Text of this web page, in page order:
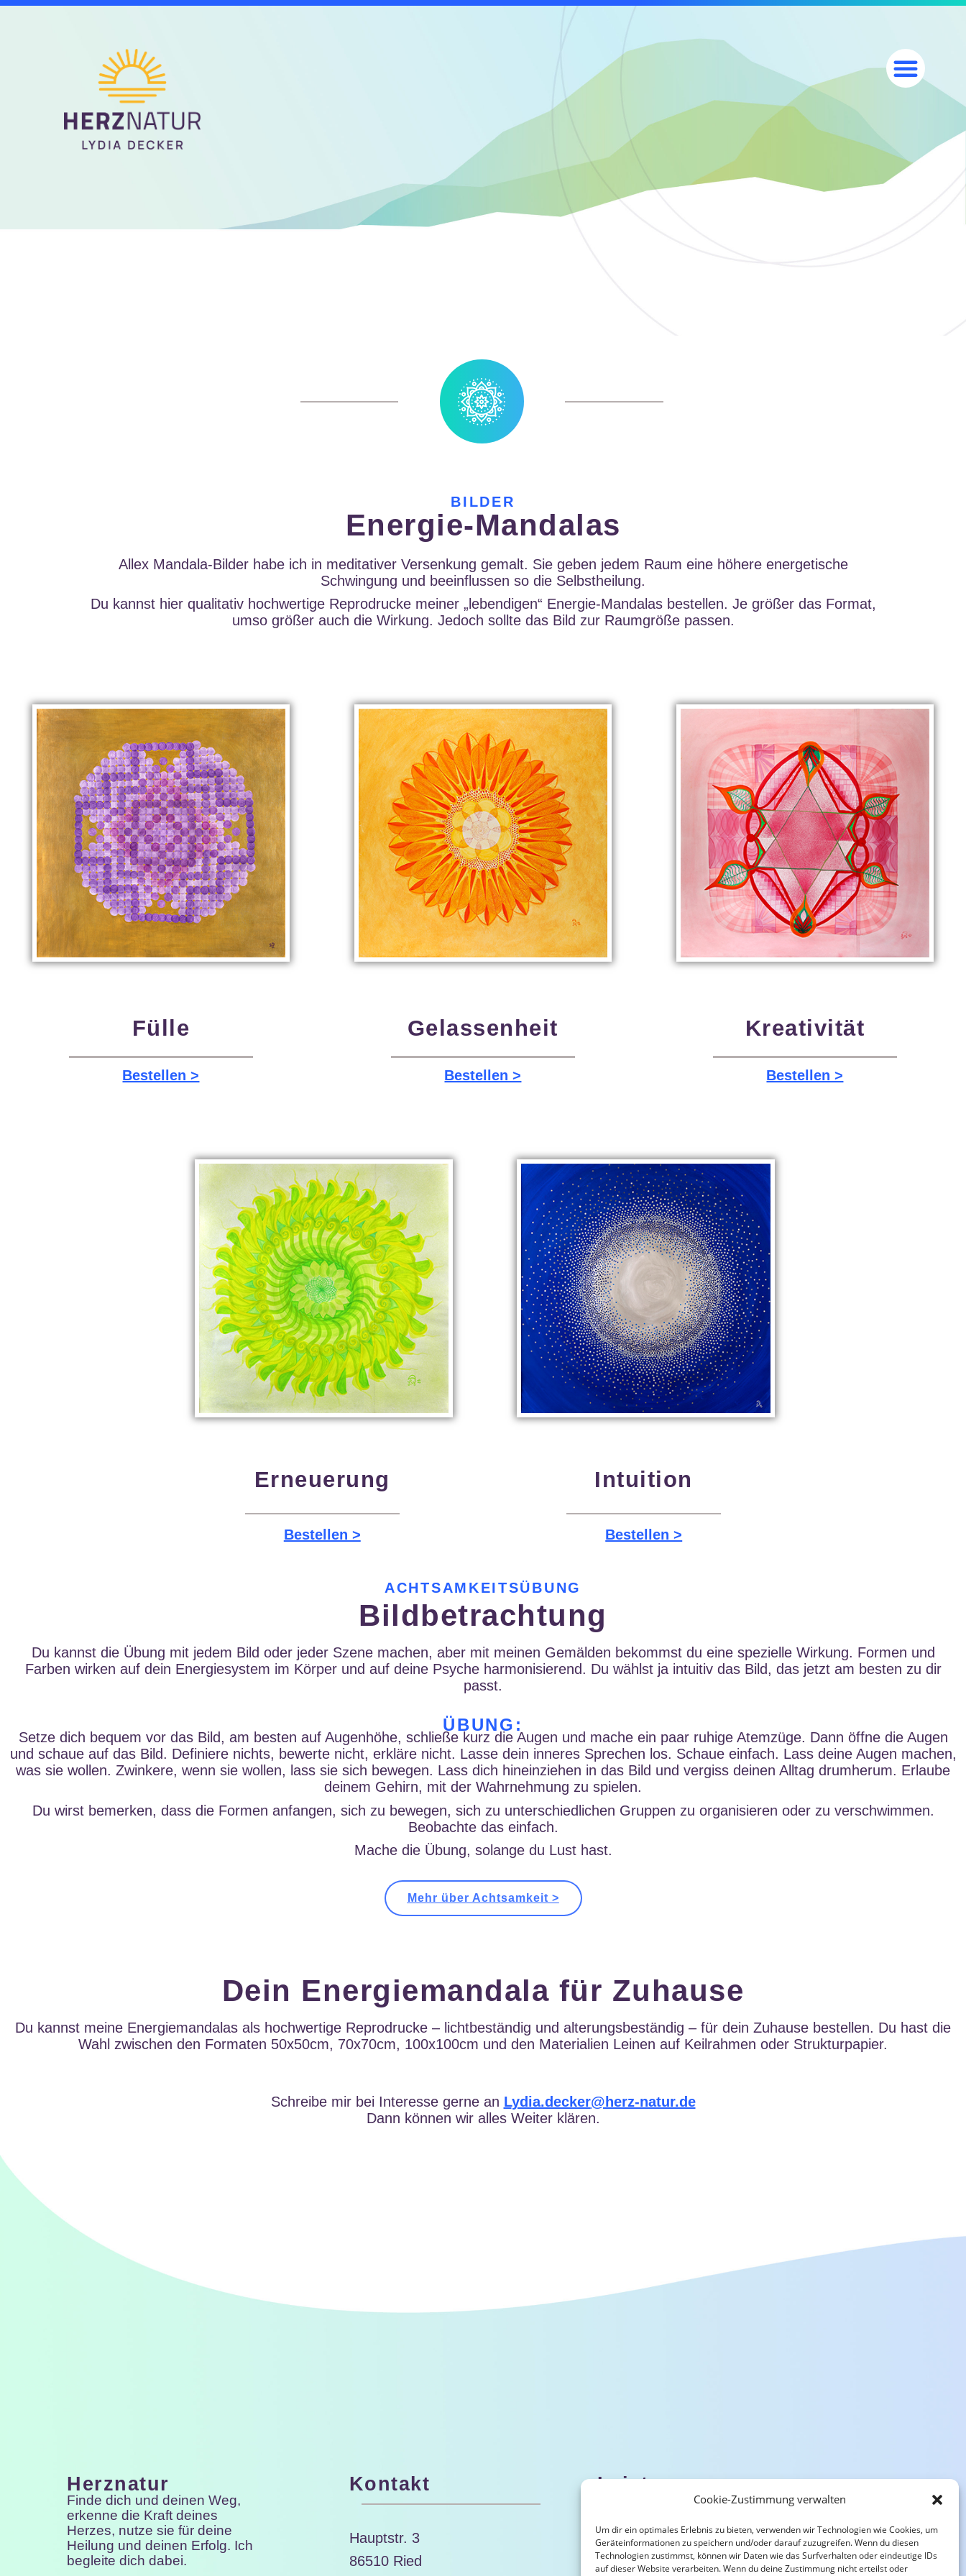
Cookie-Zustimmung verwalten
Um dir ein optimales Erlebnis zu bieten, verwenden wir Technologien wie Cookies, um
Geräteinformationen zu speichern und/oder darauf zuzugreifen. Wenn du diesen
Technologien zustimmst, können wir Daten wie das Surfverhalten oder eindeutige IDs
auf dieser Website verarbeiten. Wenn du deine Zustimmung nicht erteilst oder
BILDER
Energie-Mandalas
Allex Mandala-Bilder habe ich in meditativer Versenkung gemalt. Sie geben jedem Raum eine höhere energetische
Schwingung und beeinflussen so die Selbstheilung.
Du kannst hier qualitativ hochwertige Reprodrucke meiner „lebendigen“ Energie-Mandalas bestellen. Je größer das Format,
umso größer auch die Wirkung. Jedoch sollte das Bild zur Raumgröße passen.
Fülle
Bestellen >
Gelassenheit
Bestellen >
Kreativität
Bestellen >
Erneuerung
Bestellen >
Intuition
Bestellen >
ACHTSAMKEITSÜBUNG
Bildbetrachtung
Du kannst die Übung mit jedem Bild oder jeder Szene machen, aber mit meinen Gemälden bekommst du eine spezielle Wirkung. Formen und
Farben wirken auf dein Energiesystem im Körper und auf deine Psyche harmonisierend. Du wählst ja intuitiv das Bild, das jetzt am besten zu dir
passt.
ÜBUNG:
Setze dich bequem vor das Bild, am besten auf Augenhöhe, schließe kurz die Augen und mache ein paar ruhige Atemzüge. Dann öffne die Augen
und schaue auf das Bild. Definiere nichts, bewerte nicht, erkläre nicht. Lasse dein inneres Sprechen los. Schaue einfach. Lass deine Augen machen,
was sie wollen. Zwinkere, wenn sie wollen, lass sie sich bewegen. Lass dich hineinziehen in das Bild und vergiss deinen Alltag drumherum. Erlaube
deinem Gehirn, mit der Wahrnehmung zu spielen.
Du wirst bemerken, dass die Formen anfangen, sich zu bewegen, sich zu unterschiedlichen Gruppen zu organisieren oder zu verschwimmen.
Beobachte das einfach.
Mache die Übung, solange du Lust hast.
Mehr über Achtsamkeit >
Dein Energiemandala für Zuhause
Du kannst meine Energiemandalas als hochwertige Reprodrucke – lichtbeständig und alterungsbeständig – für dein Zuhause bestellen. Du hast die
Wahl zwischen den Formaten 50x50cm, 70x70cm, 100x100cm und den Materialien Leinen auf Keilrahmen oder Strukturpapier.
Schreibe mir bei Interesse gerne an Lydia.decker@herz-natur.de
Dann können wir alles Weiter klären.
Herznatur
Finde dich und deinen Weg,
erkenne die Kraft deines
Herzes, nutze sie für deine
Heilung und deinen Erfolg. Ich
begleite dich dabei.
Kontakt
Hauptstr. 3
86510 Ried
Leistung
Life-Coaching
Lebensberatung
Seminare